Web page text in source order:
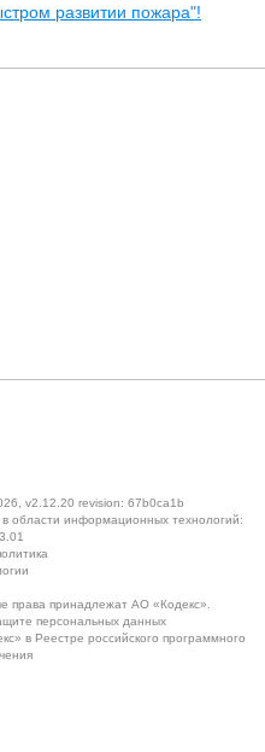
развитии пожара"!
v2.12.20 revision: 67b0ca1b
области информационных технологий:
права принадлежат АО «Кодекс».
персональных данных
в Реестре российского программного